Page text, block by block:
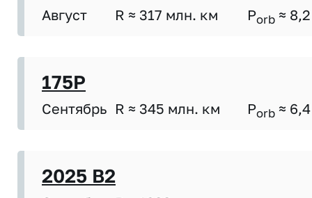
Август R ≈ 317 млн. км Porb ≈ 8,2
175P
Сентябрь R ≈ 345 млн. км Porb ≈ 6,4
2025 B2